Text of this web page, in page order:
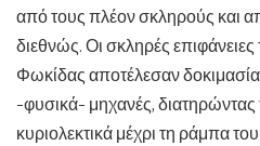
από τους πλέον σκληρούς και
διεθνώς. Οι σκληρές επιφάνειες
Φωκίδας αποτέλεσαν
-φυσικά- μηχανές,
κυριολεκτικά μέχρι τη ράμπα